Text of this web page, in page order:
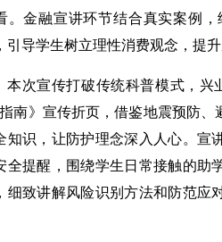
。金融宣讲环节结合真实案例
引导学生树立理性消费观念，提升
本次宣传打破传统科普模式，兴
南》宣传折页，借鉴地震预防
知识，让防护理念深入人心。宣
全提醒，围绕学生日常接触的助
细致讲解风险识别方法和防范应